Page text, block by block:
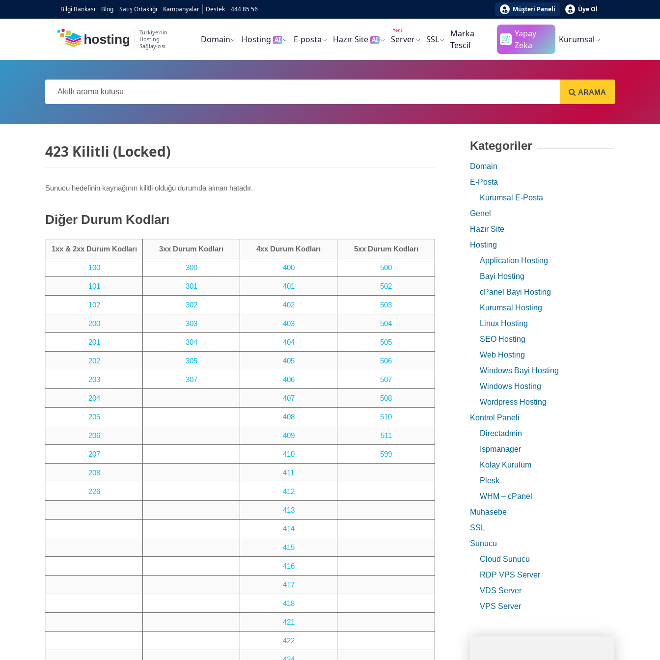
Bilgi Bankası Blog Satış Ortaklığı Kampanyalar Destek 444 85 56 Müşteri Paneli Üye Ol
Türkiye'nin
Hosting
Sağlayıcısı
Domain Hosting AI E-posta Hazır Site AI
Yeni
Server SSL
Marka
Tescil
Yapay
Zeka
Kurumsal
Domain
Marka Tescil
Yapay Zeka
Bilgi Bankası
Kurumsal
Yeni Kayıt
ARAMA
423 Kilitli (Locked)
Sunucu hedefinin kaynağının kilitli olduğu durumda alınan hatadır.
Diğer Durum Kodları
1xx & 2xx Durum Kodları 3xx Durum Kodları 4xx Durum Kodları 5xx Durum Kodları
100 300 400 500
101 301 401 502
102 302 402 503
200 303 403 504
201 304 404 505
202 305 405 506
203 307 406 507
204 407 508
205 408 510
206 409 511
207 410 599
208 411
226 412
413
414
415
416
417
418
421
422
Kategoriler
Domain
E-Posta
Kurumsal E-Posta
Genel
Hazır Site
Hosting
Application Hosting
Bayi Hosting
cPanel Bayi Hosting
Kurumsal Hosting
Linux Hosting
SEO Hosting
Web Hosting
Windows Bayi Hosting
Windows Hosting
Wordpress Hosting
Kontrol Paneli
Directadmin
Ispmanager
Kolay Kurulum
Plesk
WHM – cPanel
Muhasebe
SSL
Sunucu
Cloud Sunucu
RDP VPS Server
VDS Server
VPS Server